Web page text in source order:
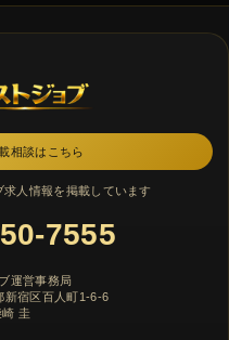
相談はこちら
人情報を掲載しています
7555
運営事務局
新宿区百人町1-6-6
崎 圭